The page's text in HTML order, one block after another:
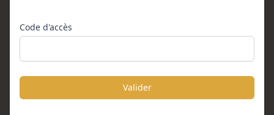
Code d'accès
Valider